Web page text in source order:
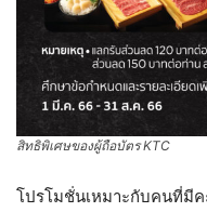
สิทธิพิเศษของผู้ถือบัตร KTC
โปรโมชั่นเหมาะกับคนที่มี